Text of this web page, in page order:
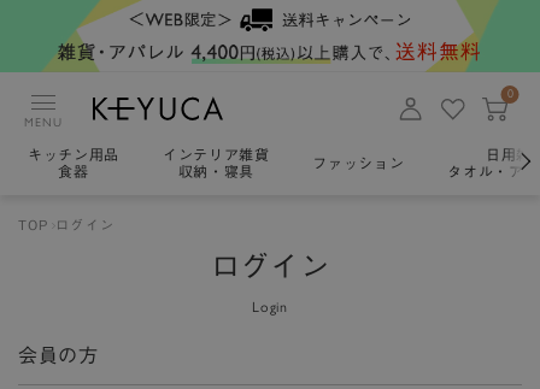
MENU
0
キッチン用品
食器
インテリア雑貨
収納・寝具
ファッション
日用雑
タオル・ア
TOP ログイン
ログイン
Login
会員の方